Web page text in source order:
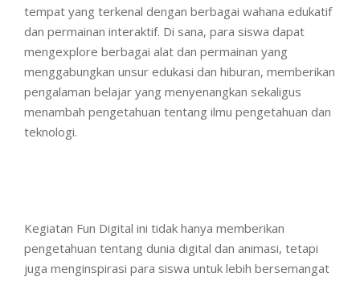
tempat yang terkenal dengan berbagai wahana edukatif
dan permainan interaktif. Di sana, para siswa dapat
mengexplore berbagai alat dan permainan yang
menggabungkan unsur edukasi dan hiburan, memberikan
pengalaman belajar yang menyenangkan sekaligus
menambah pengetahuan tentang ilmu pengetahuan dan
teknologi.
Kegiatan Fun Digital ini tidak hanya memberikan
pengetahuan tentang dunia digital dan animasi, tetapi
juga menginspirasi para siswa untuk lebih bersemangat